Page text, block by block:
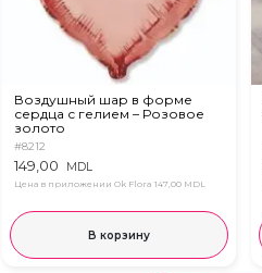
Воздушный шар в форме
сердца с гелием – Розовое
золото
#8212
149,00 MDL
Цена в приложении Ok Flora 147,00 MDL
В корзину